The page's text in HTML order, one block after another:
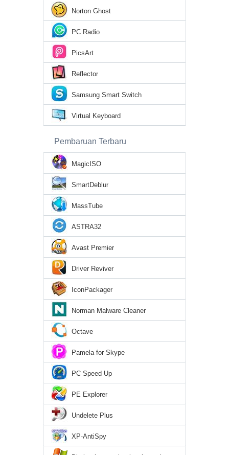
Norton Ghost
PC Radio
PicsArt
Reflector
Samsung Smart Switch
Virtual Keyboard
Pembaruan Terbaru
MagicISO
SmartDeblur
MassTube
ASTRA32
Avast Premier
Driver Reviver
IconPackager
Norman Malware Cleaner
Octave
Pamela for Skype
PC Speed Up
PE Explorer
Undelete Plus
XP-AntiSpy